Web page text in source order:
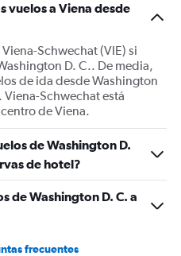
vuelos a Viena desde
Schwechat (VIE) si
D. C.. De media,
de ida desde Washington
Schwechat está
de Viena.
de Washington D.
de hotel?
de Washington D. C. a
frecuentes